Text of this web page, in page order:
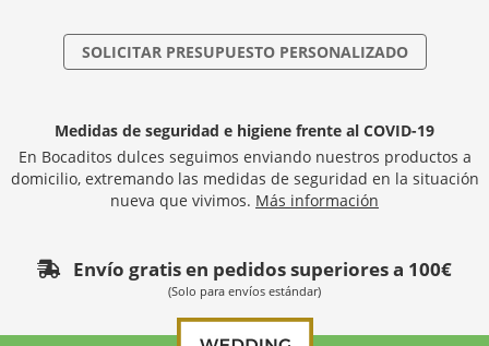
SOLICITAR PRESUPUESTO PERSONALIZADO
Medidas de seguridad e higiene frente al COVID-19
En Bocaditos dulces seguimos enviando nuestros productos a
domicilio, extremando las medidas de seguridad en la situación
nueva que vivimos. Más información
Envío gratis en pedidos superiores a 100€
(Solo para envíos estándar)